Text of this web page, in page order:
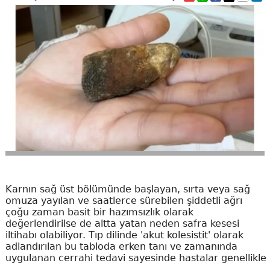
Karnın sağ üst bölümünde başlayan, sırta veya sağ
omuza yayılan ve saatlerce sürebilen şiddetli ağrı
çoğu zaman basit bir hazımsızlık olarak
değerlendirilse de altta yatan neden safra kesesi
iltihabı olabiliyor. Tıp dilinde 'akut kolesistit' olarak
adlandırılan bu tabloda erken tanı ve zamanında
uygulanan cerrahi tedavi sayesinde hastalar genellikle